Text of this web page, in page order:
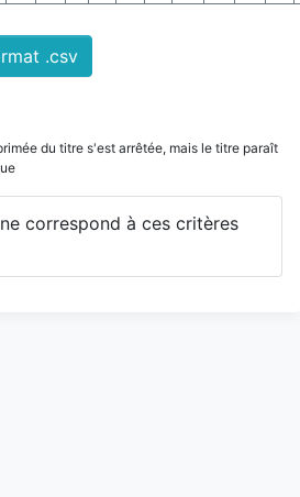
.csv
du titre s'est arrêtée, mais le titre paraît
correspond à ces critères